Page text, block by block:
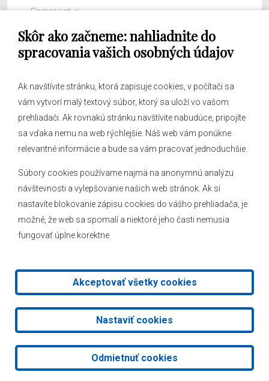
Skôr ako začneme: nahliadnite do
spracovania vašich osobných údajov
Ak navštívite stránku, ktorá zapisuje cookies, v počítači sa
vám vytvorí malý textový súbor, ktorý sa uloží vo vašom
prehliadači. Ak rovnakú stránku navštívite nabudúce, pripojíte
sa vďaka nemu na web rýchlejšie. Náš web vám ponúkne
relevantné informácie a bude sa vám pracovať jednoduchšie.
Súbory cookies používame najmä na anonymnú analýzu
návštevnosti a vylepšovanie našich web stránok. Ak si
nastavíte blokovanie zápisu cookies do vášho prehliadača, je
možné, že web sa spomalí a niektoré jeho časti nemusia
fungovať úplne korektne.
Akceptovať všetky cookies
Nastaviť cookies
Odmietnuť cookies
Samospráva
Obecný úrad
O obci
Hlásenia obecného rozhlasu
Kontakt
Mapa stránok
2026 © Obec Veľké Leváre|Tvorba web stránok
AlejTech, spol. s r.o.